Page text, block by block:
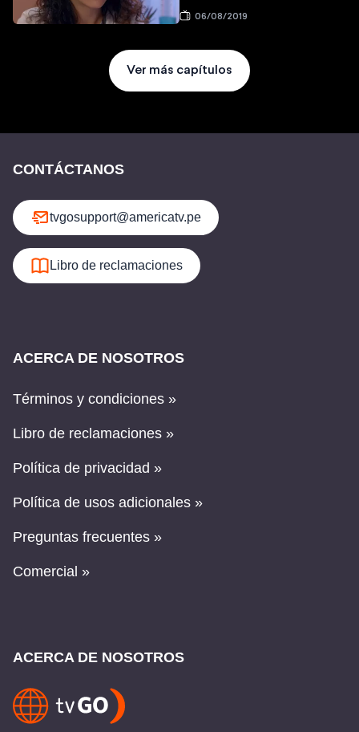
06/08/2019
Ver más capítulos
CONTÁCTANOS
tvgosupport@americatv.pe
Libro de reclamaciones
ACERCA DE NOSOTROS
Términos y condiciones »
Libro de reclamaciones »
Política de privacidad »
Política de usos adicionales »
Preguntas frecuentes »
Comercial »
ACERCA DE NOSOTROS